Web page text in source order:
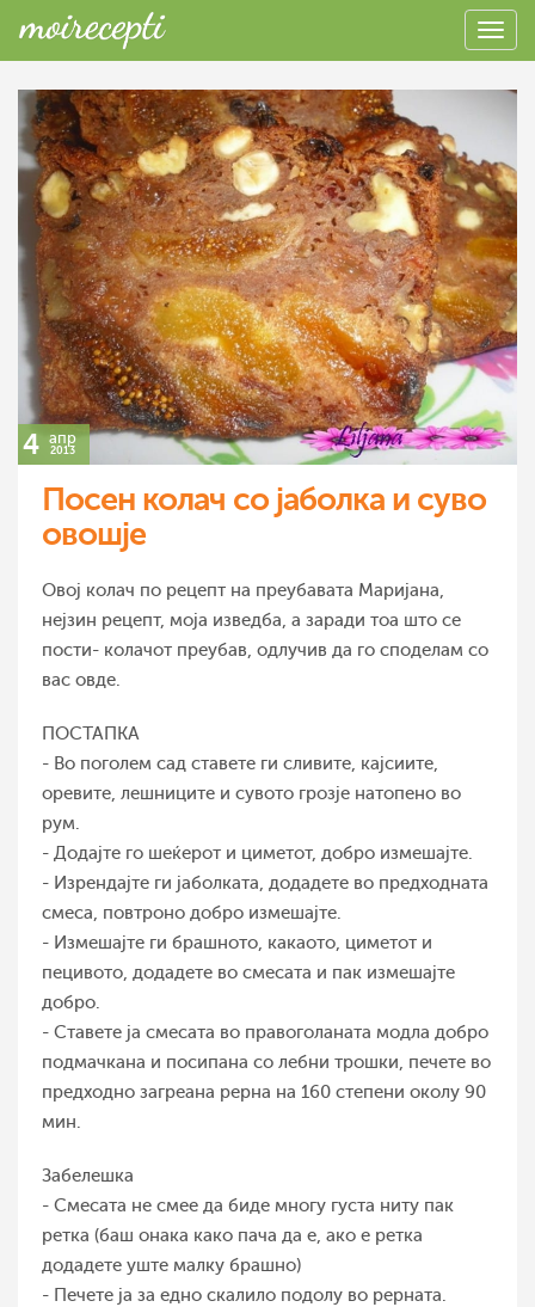
4 апр
2013
Посен колач со јаболка и суво
овошје
Овој колач по рецепт на преубавата Маријана,
нејзин рецепт, моја изведба, а заради тоа што се
пости- колачот преубав, одлучив да го споделам со
вас овде.
ПОСТАПКА
- Во поголем сад ставете ги сливите, кајсиите,
оревите, лешниците и сувото грозје натопено во
рум.
- Додајте го шеќерот и циметот, добро измешајте.
- Изрендајте ги јаболката, додадете во предходната
смеса, повтроно добро измешајте.
- Измешајте ги брашното, какаото, циметот и
пецивото, додадете во смесата и пак измешајте
добро.
- Ставете ја смесата во правоголаната модла добро
подмачкана и посипана со лебни трошки, печете во
предходно загреана рерна на 160 степени околу 90
мин.
Забелешка
- Смесата не смее да биде многу густа ниту пак
ретка (баш онака како пача да е, ако е ретка
додадете уште малку брашно)
- Печете ја за едно скалило подолу во рерната.